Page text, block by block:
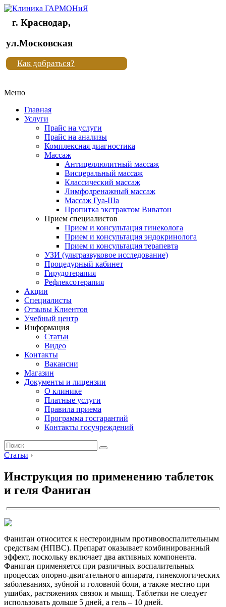
Клиника
"Новая
жизнь"
Клиника
жизнь"
г. Краснодар,
ул.Московская
Как добраться?
Меню
Главная
Услуги
Прайс на услуги
Прайс на анализы
Комплексная диагностика
Массаж
Антицеллюлитный массаж
Висцеральный массаж
Классический массаж
Лимфодренажный массаж
Массаж Гуа-Ша
Пропитка экстрактом Виватон
Прием специалистов
Прием и консультация гинеколога
Прием и консультация эндокринолога
Прием и консультация терапевта
УЗИ (ультразвуковое исследование)
Процедурный кабинет
Гирудотерапия
Рефлексотерапия
Акции
Специалисты
Отзывы Клиентов
Учебный центр
Информация
Статьи
Видео
Контакты
Вакансии
Магазин
Документы и лицензии
О клинике
Платные услуги
Правила приема
Программа госгарантий
Контакты госучреждений
Статьи ›
Инструкция по применению таблеток
и геля Фаниган
Фаниган относится к нестероидным противовоспалительным
средствам (НПВС). Препарат оказывает комбинированный
эффект, поскольку включает два активных компонента.
Фаниган применяется при различных воспалительных
процессах опорно-двигательного аппарата, гинекологических
заболеваниях, зубной и головной боли, а также местно при
ушибах, растяжениях связок и мышц. Таблетки не следует
использовать дольше 5 дней, а гель – 10 дней.